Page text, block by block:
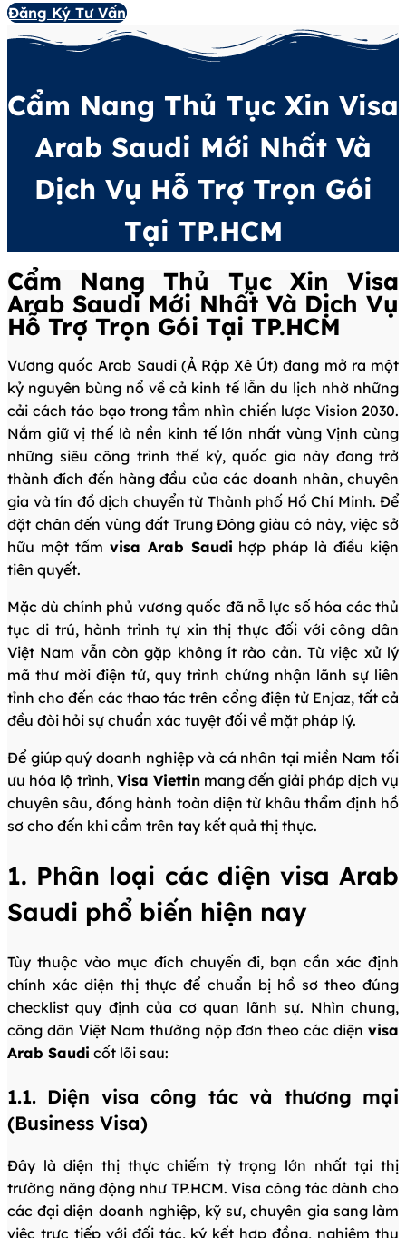
Đăng Ký Tư Vấn
Cẩm Nang Thủ Tục Xin Visa
Arab Saudi Mới Nhất Và
Dịch Vụ Hỗ Trợ Trọn Gói
Tại TP.HCM
Cẩm Nang Thủ Tục Xin Visa
Arab Saudi Mới Nhất Và Dịch Vụ
Hỗ Trợ Trọn Gói Tại TP.HCM
Vương quốc Arab Saudi (Ả Rập Xê Út) đang mở ra một
kỷ nguyên bùng nổ về cả kinh tế lẫn du lịch nhờ những
cải cách táo bạo trong tầm nhìn chiến lược Vision 2030.
Nắm giữ vị thế là nền kinh tế lớn nhất vùng Vịnh cùng
những siêu công trình thế kỷ, quốc gia này đang trở
thành đích đến hàng đầu của các doanh nhân, chuyên
gia và tín đồ dịch chuyển từ Thành phố Hồ Chí Minh. Để
đặt chân đến vùng đất Trung Đông giàu có này, việc sở
hữu một tấm visa Arab Saudi hợp pháp là điều kiện
tiên quyết.
Mặc dù chính phủ vương quốc đã nỗ lực số hóa các thủ
tục di trú, hành trình tự xin thị thực đối với công dân
Việt Nam vẫn còn gặp không ít rào cản. Từ việc xử lý
mã thư mời điện tử, quy trình chứng nhận lãnh sự liên
tỉnh cho đến các thao tác trên cổng điện tử Enjaz, tất cả
đều đòi hỏi sự chuẩn xác tuyệt đối về mặt pháp lý.
Để giúp quý doanh nghiệp và cá nhân tại miền Nam tối
ưu hóa lộ trình, Visa Viettinmang đến giải pháp dịch vụ
chuyên sâu, đồng hành toàn diện từ khâu thẩm định hồ
sơ cho đến khi cầm trên tay kết quả thị thực.
1. Phân loại các diện visa Arab
Saudi phổ biến hiện nay
Tùy thuộc vào mục đích chuyến đi, bạn cần xác định
chính xác diện thị thực để chuẩn bị hồ sơ theo đúng
checklist quy định của cơ quan lãnh sự. Nhìn chung,
công dân Việt Nam thường nộp đơn theo các diện visa
Arab Saudi cốt lõi sau:
1.1. Diện visa công tác và thương mại
(Business Visa)
Đây là diện thị thực chiếm tỷ trọng lớn nhất tại thị
trường năng động như TP.HCM. Visa công tác dành cho
các đại diện doanh nghiệp, kỹ sư, chuyên gia sang làm
việc trực tiếp với đối tác, ký kết hợp đồng, nghiệm thu